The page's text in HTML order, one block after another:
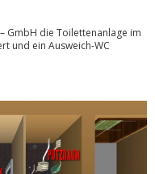
– GmbH die Toilettenanlage im
und ein Ausweich-WC